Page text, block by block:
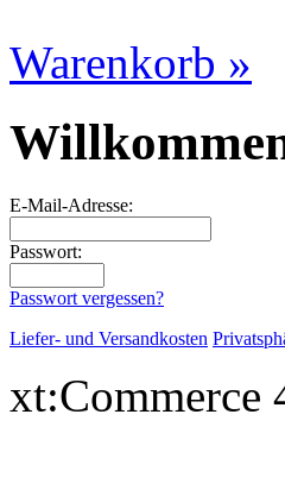
Warenkorb »
E-Mail-Adresse:
Passwort:
Passwort vergessen?
Liefer- und Versandkosten
xt:Commerce